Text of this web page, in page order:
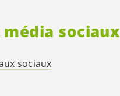
sociaux
sociaux